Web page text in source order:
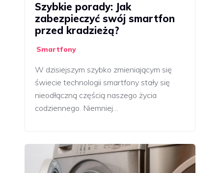
Szybkie porady: Jak
zabezpieczyć swój smartfon
przed kradzieżą?
Smartfony
W dzisiejszym szybko zmieniającym się
świecie technologii smartfony stały się
nieodłączną częścią naszego życia
codziennego. Niemniej…